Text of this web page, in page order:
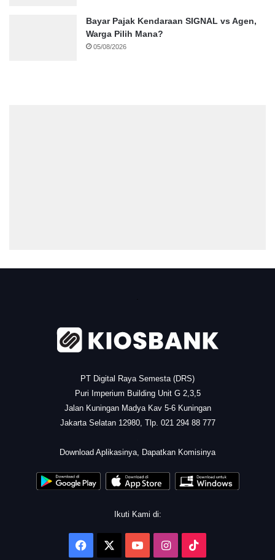
Bayar Pajak Kendaraan SIGNAL vs Agen,
Warga Pilih Mana?
05/08/2026
PT Digital Raya Semesta (DRS)
Puri Imperium Building Unit G 2,3,5
Jalan Kuningan Madya Kav 5-6 Kuningan
Jakarta Selatan 12980, Tlp. 021 294 88 777
Download Aplikasinya, Dapatkan Komisinya
Ikuti Kami di:
Facebook YouTubeInstagram